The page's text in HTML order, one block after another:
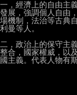
一，經濟上的自由主
發展，強調個人自由
場機制，法治等古典
利曼等人。
二，政治上的保守主
整合，國家權威，以
國主義。代表人物有